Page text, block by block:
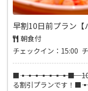
早割10日前プラン【
朝食付
チェックイン：15:00
る割引プランです！■―――▪―――